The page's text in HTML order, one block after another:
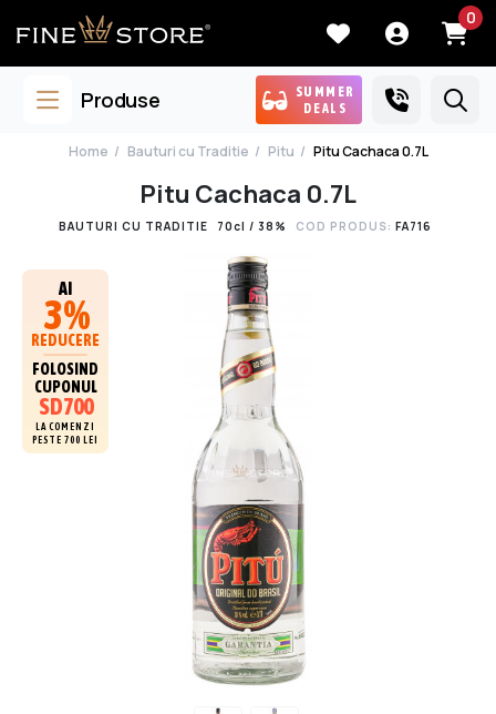
0
Produse
SUMMER
DEALS
Home Bauturi cu Traditie Pitu Pitu Cachaca 0.7L
Pitu Cachaca 0.7L
BAUTURI CU TRADITIE 70cl / 38% COD PRODUS: FA716
AI
3%
REDUCERE
FOLOSIND
CUPONUL
SD700
LA COMENZI
PESTE 700 LEI